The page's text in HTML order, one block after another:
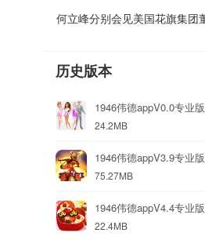
历史版本
1946伟德appV0.0专业版
24.2MB
1946伟德appV3.9专业版
75.27MB
1946伟德appV4.4专业版
22.4MB